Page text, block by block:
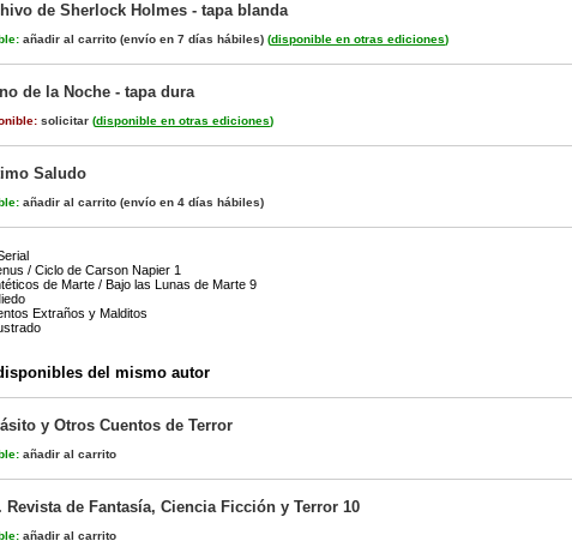
de Sherlock Holmes - tapa blanda
añadir al carrito (envío en 7 días hábiles) (disponible en otras ediciones)
de la Noche - tapa dura
solicitar (disponible en otras ediciones)
Saludo
añadir al carrito (envío en 4 días hábiles)
/ Ciclo de Carson Napier 1
de Marte / Bajo las Lunas de Marte 9
Extraños y Malditos
del mismo autor
y Otros Cuentos de Terror
añadir al carrito
Revista de Fantasía, Ciencia Ficción y Terror 10
añadir al carrito